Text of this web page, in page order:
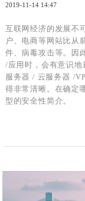
2019-11-14 14:47
互联网经济的发展不
户、电商等网站比从
件、病毒攻击等。因
/应用时，会有意识地
服务器 / 云服务器 /
得非常清晰。在确定
型的安全性简介。